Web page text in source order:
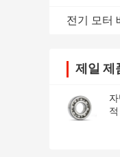
전기 모터
제일 제
자텍